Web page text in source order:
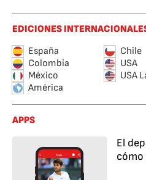
EDICIONES
España
Chile
Colombia
USA
México
USA
América
APPS
El
cómo